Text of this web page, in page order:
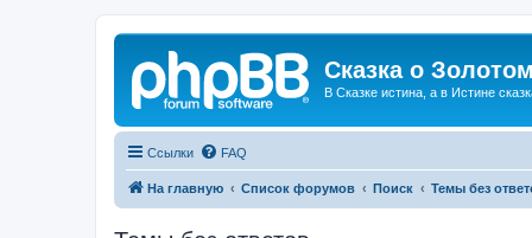
Сказка о
В Сказке истина, а в Истине
Ссылки FAQ
На главную Список форумов Поиск Темы без